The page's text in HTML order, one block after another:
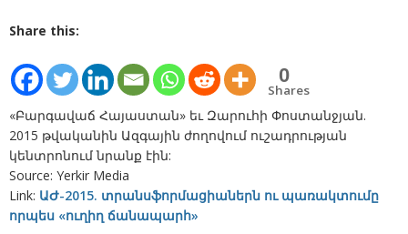
Share this:
0
Shares
«Բարգավաճ Հայաստան» եւ Զարուհի Փոստանջյան.
2015 թվականին Ազգային ժողովում ուշադրության
կենտրոնում նրանք էին:
Source: Yerkir Media
Link: ԱԺ-2015. տրանսֆորմացիաներն ու պառակտումը
որպես «ուղիղ ճանապարհ»